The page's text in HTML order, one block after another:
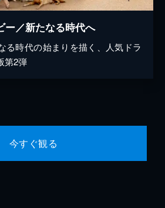
ー／新たなる時代へ
る時代の始まりを描く、人気ドラ
第2弾
今すぐ観る